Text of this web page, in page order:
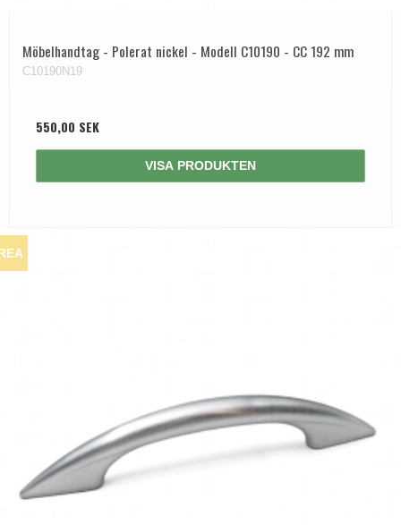
Möbelhandtag - Polerat nickel - Modell C10190 - CC 192 mm
C10190N19
550,00 SEK
VISA PRODUKTEN